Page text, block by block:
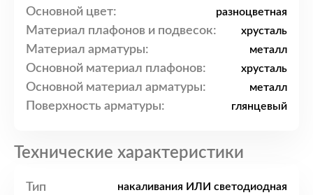
Основной цвет: разноцветная
Материал плафонов и подвесок: хрусталь
Материал арматуры: металл
Основной материал плафонов: хрусталь
Основной материал арматуры: металл
Поверхность арматуры: глянцевый
Технические характеристики
Тип накаливания ИЛИ светодиодная